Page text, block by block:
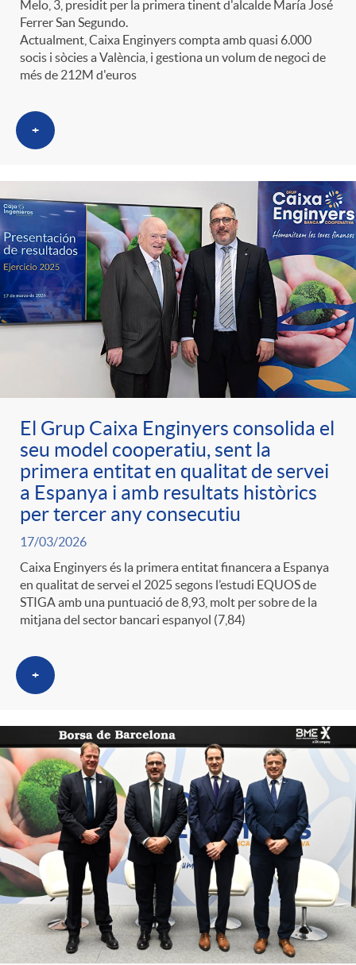
Melo, 3, presidit per la primera tinent d'alcalde María José
Ferrer San Segundo.
Actualment, Caixa Enginyers compta amb quasi 6.000
socis i sòcies a València, i gestiona un volum de negoci de
més de 212M d'euros
+
El Grup Caixa Enginyers consolida el
seu model cooperatiu, sent la
primera entitat en qualitat de servei
a Espanya i amb resultats històrics
per tercer any consecutiu
17/03/2026
Caixa Enginyers és la primera entitat financera a Espanya
en qualitat de servei el 2025 segons l’estudi EQUOS de
STIGA amb una puntuació de 8,93, molt per sobre de la
mitjana del sector bancari espanyol (7,84)
+